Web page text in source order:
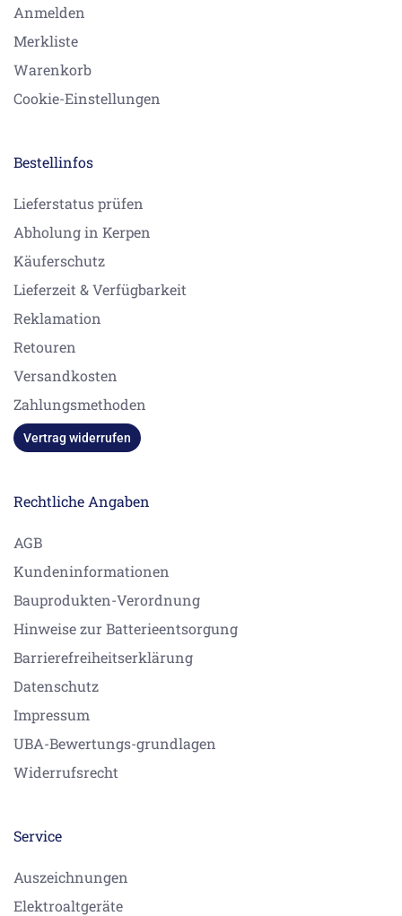
Anmelden
Merkliste
Warenkorb
Cookie-Einstellungen
Bestellinfos
Lieferstatus prüfen
Abholung in Kerpen
Käuferschutz
Lieferzeit & Verfügbarkeit
Reklamation
Retouren
Versandkosten
Zahlungsmethoden
Vertrag widerrufen
Rechtliche Angaben
AGB
Kundeninformationen
Bauprodukten-Verordnung
Hinweise zur Batterieentsorgung
Barrierefreiheitserklärung
Datenschutz
Impressum
UBA-Bewertungs-grundlagen
Widerrufsrecht
Service
Auszeichnungen
Elektroaltgeräte